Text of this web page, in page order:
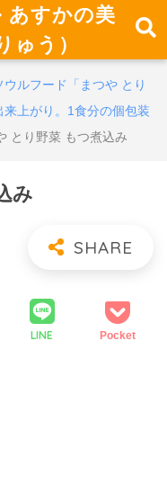
あすかの美
ゅう）
ルフード「まつや とり
上がり。1食分の個包装
とり野菜 もつ煮込み
み
LINE Pocket